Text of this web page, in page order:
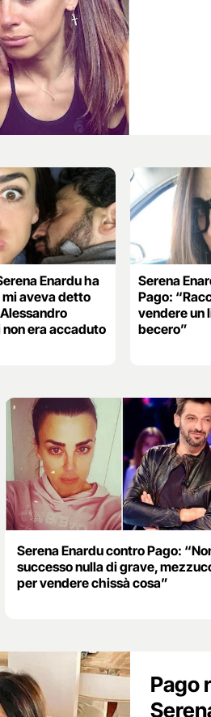
Enardu ha
aveva detto
era accaduto
Serena
Pago:
vendere un
becero”
Serena Enardu contro Pago:
successo nulla di grave,
per vendere chissà cosa”
Pago